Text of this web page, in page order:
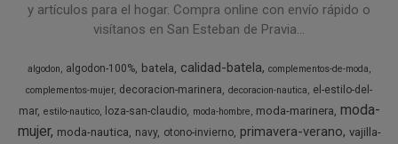
y artículos para el hogar. Compra online con envío rápido o
visítanos en San Esteban de Pravia...
algodon algodon-100% batela calidad-batela
complementos-de-moda
complementos-mujer decoracion-marinera decoracion-nautica
el-estilo-del-
mar estilo-nautico loza-san-claudio moda-hombre moda-marinera moda-
mujer moda-nautica navy otono-invierno primavera-verano vajilla-